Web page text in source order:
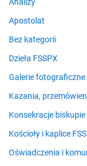
Apostolat
Bez kategorii
Dzieła FSSPX
Galerie fotograficzne
Kazania,
Konsekracje
Kościoły i kaplice
Oświadczenia i